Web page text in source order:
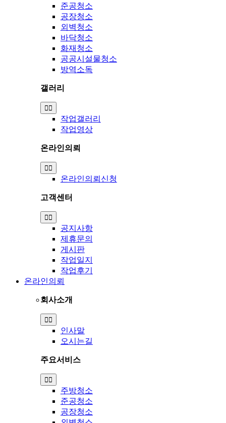
준공청소
공장청소
외벽청소
바닥청소
화재청소
공공시설물청소
방역소독
갤러리
Toggle
Navigation
작업갤러리
작업영상
온라인의뢰
Toggle
Navigation
온라인의뢰신청
고객센터
Toggle
Navigation
공지사항
제휴문의
게시판
작업일지
작업후기
온라인의뢰
회사소개
Toggle
Navigation
인사말
오시는길
주요서비스
Toggle
Navigation
주방청소
준공청소
공장청소